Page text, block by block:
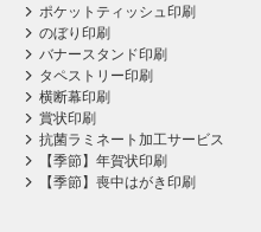
ポケットティッシュ印刷
のぼり印刷
バナースタンド印刷
タペストリー印刷
横断幕印刷
賞状印刷
抗菌ラミネート加工サービス
【季節】年賀状印刷
【季節】喪中はがき印刷